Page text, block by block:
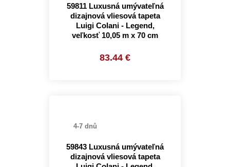
59811 Luxusná umývateľná
dizajnová vliesová tapeta
Luigi Colani - Legend,
veľkosť 10,05 m x 70 cm
83.44 €
4-7 dnů
59843 Luxusná umývateľná
dizajnová vliesová tapeta